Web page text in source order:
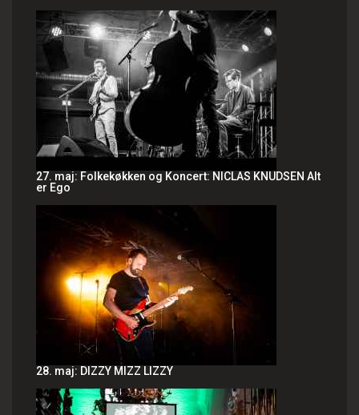
27. maj: Folkekøkken og Koncert: NICLAS KNUDSEN Alt
er Ego
28. maj: DIZZY MIZZ LIZZY